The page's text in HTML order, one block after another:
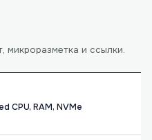
микроразметка и ссылки.
CPU, RAM, NVMe